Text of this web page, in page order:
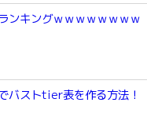
ンキングｗｗｗｗｗｗｗｗ
バストtier表を作る方法！